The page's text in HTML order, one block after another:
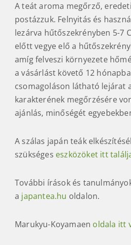
A teát aroma megőrző,
postázzuk. Felnyitás és
lezárva hűtőszekrényben 5-7
előtt vegye elő a
amíg felveszi környezete
a vásárlást követő 12
csomagoláson látható lejárat
karakterének megőrzésére
ajánlás, minőségét
A szálas japán teák
szükséges eszközöket itt
További írások és
a japantea.hu oldalon.
Marukyu-Koyamaen oldala itt